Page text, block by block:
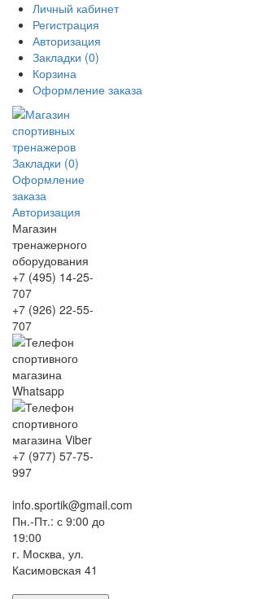
Личный кабинет
Регистрация
Авторизация
Закладки (0)
Корзина
Оформление заказа
Закладки (0)
Оформление
заказа
Авторизация
Магазин
тренажерного
оборудования
+7 (495) 14-25-
707
+7 (926) 22-55-
707
+7 (977) 57-75-
997
info.sportik@gmail.com
Пн.-Пт.: с 9:00 до
19:00
г. Москва, ул.
Касимовская 41